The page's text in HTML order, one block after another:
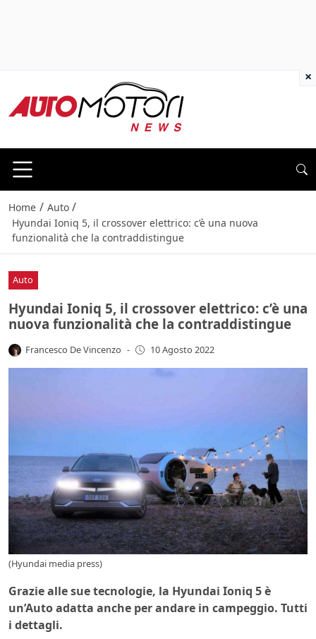
Home / Auto /
Hyundai Ioniq 5, il crossover elettrico: c’è una nuova
funzionalità che la contraddistingue
Auto
Hyundai Ioniq 5, il crossover elettrico: c’è una
nuova funzionalità che la contraddistingue
Francesco De Vincenzo - 10 Agosto 2022
(Hyundai media press)
Grazie alle sue tecnologie, la Hyundai Ioniq 5 è
un’Auto adatta anche per andare in campeggio. Tutti
i dettagli.
×